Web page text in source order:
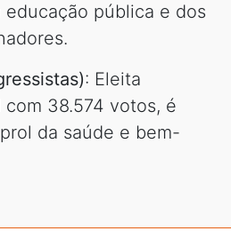
pública e dos
: Eleita
38.574 votos, é
da saúde e bem-